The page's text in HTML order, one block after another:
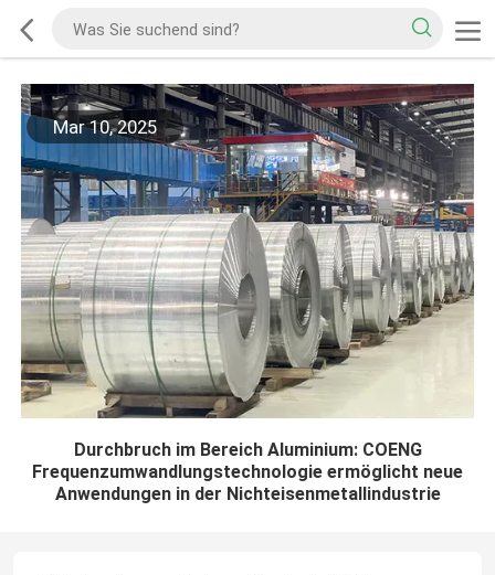
Mar 10, 2025
Durchbruch im Bereich Aluminium: COENG
Frequenzumwandlungstechnologie ermöglicht neue
Anwendungen in der Nichteisenmetallindustrie